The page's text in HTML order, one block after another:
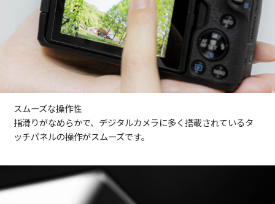
スムーズな操作性
指滑りがなめらかで、デジタルカメラに多く搭載されているタ
ッチパネルの操作がスムーズです。